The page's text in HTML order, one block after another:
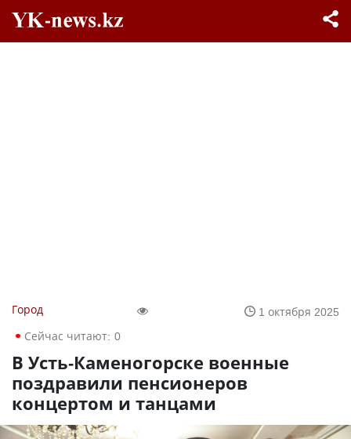
Город
1 октября 2025
Сейчас читают: 0
В Усть-Каменогорске военные
поздравили пенсионеров
концертом и танцами